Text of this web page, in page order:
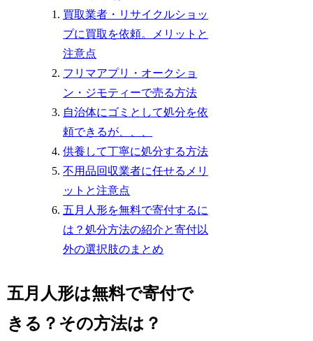
買取業者・リサイクルショッ
プに買取を依頼。メリットと
注意点
フリマアプリ・オークショ
ン・ジモティーで売る方法
自治体にゴミとして処分を依
頼できるが、、、
供養して丁寧に処分する方法
不用品回収業者に任せるメリ
ットと注意点
五月人形を無料で寄付するに
は？処分方法の紹介と寄付以
外の選択肢のまとめ
五月人形は無料で寄付で
きる？その方法は？